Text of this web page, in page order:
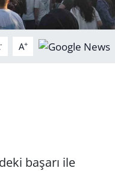
- A+
başarı ile